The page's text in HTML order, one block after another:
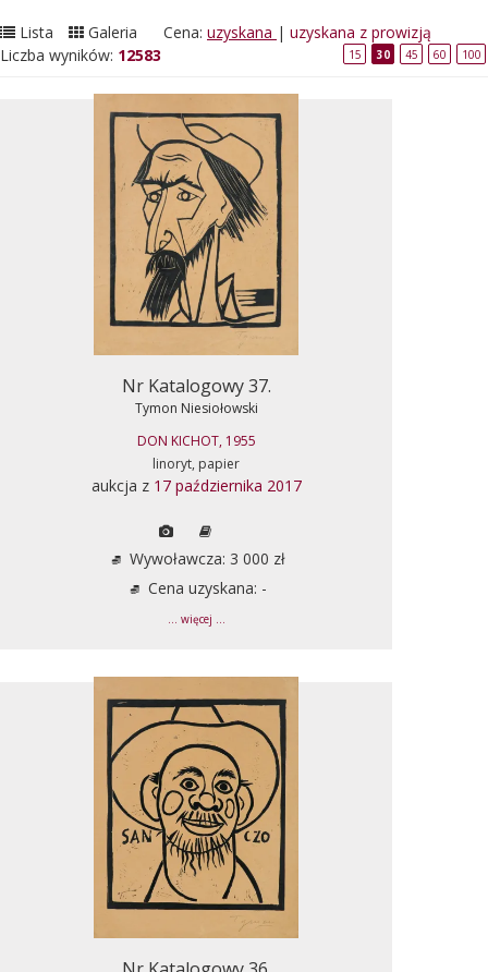
Lista Galeria Cena: uzyskana | uzyskana z prowizją
Liczba wyników: 12583 15 30 45 60 100
Nr Katalogowy 37.
Tymon Niesiołowski
DON KICHOT, 1955
linoryt, papier
aukcja z 17 października 2017
Wywoławcza: 3 000 zł
Cena uzyskana: -
... więcej ...